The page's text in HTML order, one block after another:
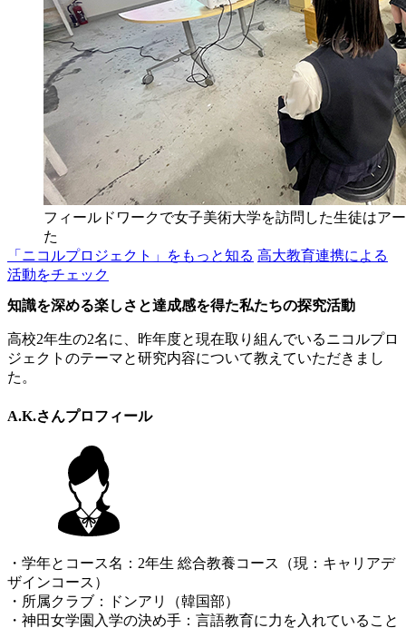
フィールドワークで女子美術大学を訪問した生徒はア
た
「ニコルプロジェクト」をもっと知る 高大教育連携による
活動をチェック
知識を深める楽しさと達成感を得た私たちの探究活動
高校2年生の2名に、昨年度と現在取り組んでいるニコルプロ
ジェクトのテーマと研究内容について教えていただきまし
た。
A.K.さんプロフィール
・学年とコース名：2年生 総合教養コース（現：キャリアデ
ザインコース）
・所属クラブ：ドンアリ（韓国部）
・神田女学園入学の決め手：言語教育に力を入れていること